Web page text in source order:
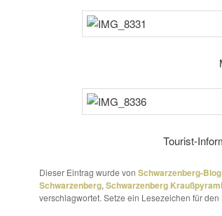
Tourist-
Dieser Eintrag wurde von Schwarzenberg-Blog
Schwarzenberg, Schwarzenberg
verschlagwortet. Setze ein Lesezeichen für den